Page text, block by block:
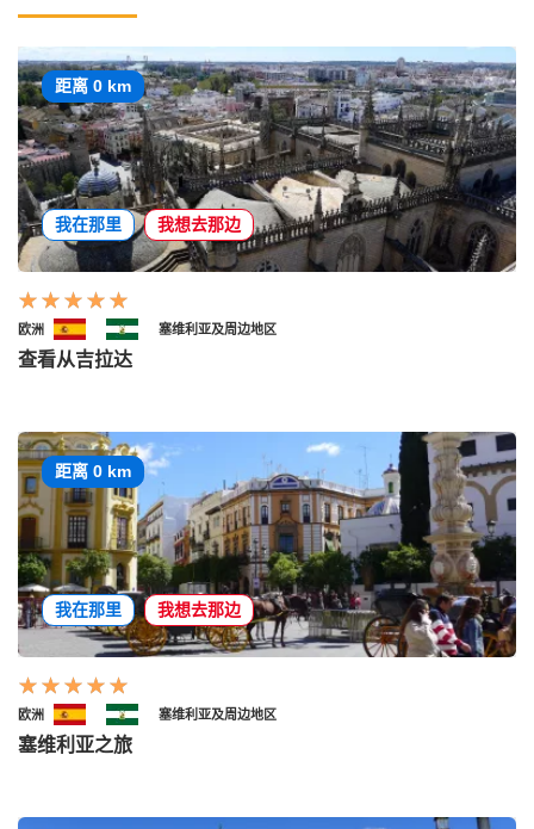
距离 0 km
我在那里 我想去那边
欧洲 塞维利亚及周边地区
查看从吉拉达
距离 0 km
我在那里 我想去那边
欧洲 塞维利亚及周边地区
塞维利亚之旅